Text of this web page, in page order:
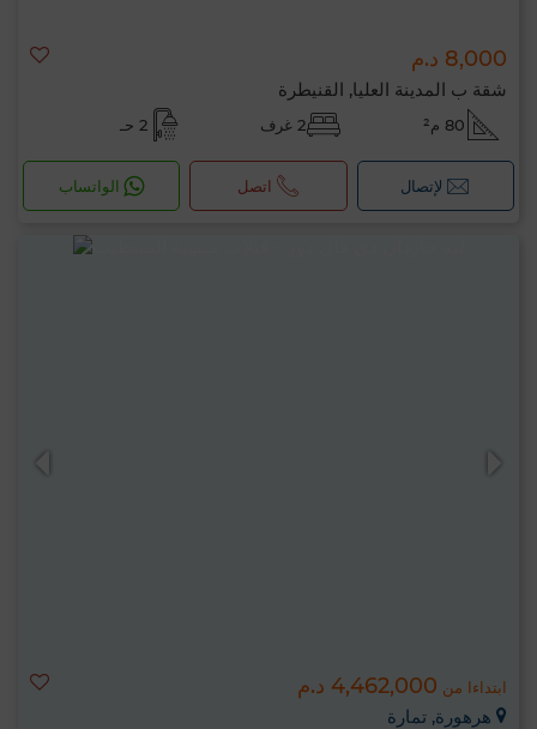
8,000 د.م
شقة ب المدينة العليا, القنيطرة
80 م² 2 غرف 2 حـ
لإتصال اتصل الواتساب
ابتداءا من 4,462,000 د.م
هرهورة, تمارة